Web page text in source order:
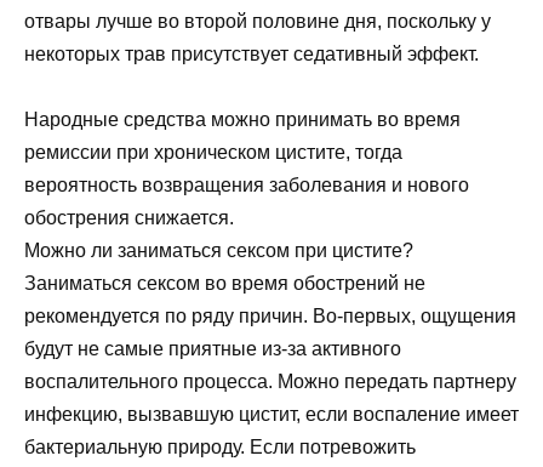
отвары лучше во второй половине дня, поскольку у
некоторых трав присутствует седативный эффект.
Народные средства можно принимать во время
ремиссии при хроническом цистите, тогда
вероятность возвращения заболевания и нового
обострения снижается.
Можно ли заниматься сексом при цистите?
Заниматься сексом во время обострений не
рекомендуется по ряду причин. Во-первых, ощущения
будут не самые приятные из-за активного
воспалительного процесса. Можно передать партнеру
инфекцию, вызвавшую цистит, если воспаление имеет
бактериальную природу. Если потревожить